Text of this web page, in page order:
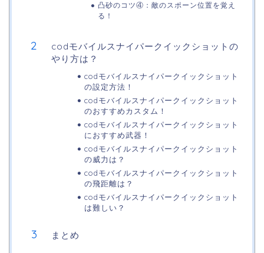
凸砂のコツ④：敵のスポーン位置を覚え
る！
codモバイルスナイパークイックショットの
やり方は？
codモバイルスナイパークイックショット
の設定方法！
codモバイルスナイパークイックショット
のおすすめカスタム！
codモバイルスナイパークイックショット
におすすめ武器！
codモバイルスナイパークイックショット
の威力は？
codモバイルスナイパークイックショット
の飛距離は？
codモバイルスナイパークイックショット
は難しい？
まとめ